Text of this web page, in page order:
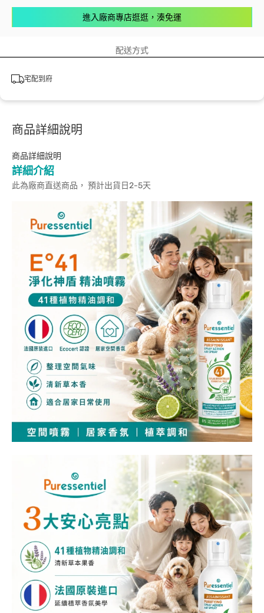
進入廠商專店逛逛，湊免運
配送方式
宅配到府
商品詳細說明
商品詳細說明
詳細介紹
此為廠商直送商品， 預計出貨日2-5天